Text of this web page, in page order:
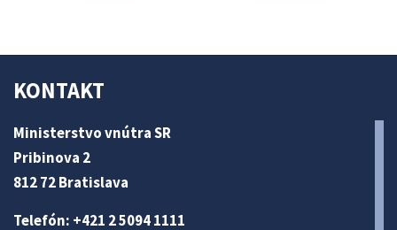
KONTAKT
Ministerstvo vnútra SR
Pribinova 2
812 72 Bratislava
Telefón: +421 2 5094 1111